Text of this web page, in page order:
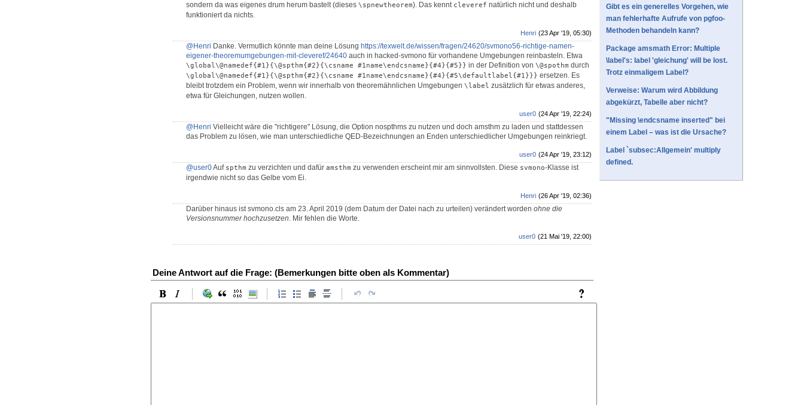
sondern da was eigenes drum herum bastelt (dieses \spnewtheorem). Das kennt cleveref natürlich nicht und deshalb
funktioniert da nichts.
(23 Apr '19, 05:30)
Henri
@Henri Danke. Vermutlich könnte man deine Lösung https://texwelt.de/wissen/fragen/24620/svmono56-richtige-namen-
eigener-theoremumgebungen-mit-cleveref/24640 auch in hacked-svmono für vorhandene Umgebungen reinbasteln. Etwa
\global\@namedef{#1}{\@spthm{#2}{\csname #1name\endcsname}{#4}{#5}} in der Definition von \@spothm durch
\global\@namedef{#1}{\@spthm{#2}{\csname #1name\endcsname}{#4}{#5\defaultlabel{#1}}} ersetzen. Es
bleibt trotzdem ein Problem, wenn wir innerhalb von theoremähnlichen Umgebungen \label zusätzlich für etwas anderes,
etwa für Gleichungen, nutzen wollen.
(24 Apr '19, 22:24)
user0
@Henri Vielleicht wäre die "richtigere" Lösung, die Option nospthms zu nutzen und doch amsthm zu laden und stattdessen
das Problem zu lösen, wie man unterschiedliche QED-Bezeichnungen an Enden unterschiedlicher Umgebungen reinkriegt.
(24 Apr '19, 23:12)
user0
@user0Auf spthm zu verzichten und dafür amsthm zu verwenden erscheint mir am sinnvollsten. Diese svmono-Klasse ist
irgendwie nicht so das Gelbe vom Ei.
(26 Apr '19, 02:36)
Henri
Darüber hinaus ist svmono.cls am 23. April 2019 (dem Datum der Datei nach zu urteilen) verändert worden ohne die
Versionsnummer hochzusetzen. Mir fehlen die Worte.
(21 Mai '19, 22:00)
user0
Deine Antwort auf die Frage: (Bemerkungen bitte oben als Kommentar)
Gibt es ein generelles Vorgehen, wie
man fehlerhafte Aufrufe von pgfoo-
Methoden behandeln kann?
Package amsmath Error: Multiple
\label's: label 'gleichung' will be lost.
Trotz einmaligem Label?
Verweise: Warum wird Abbildung
abgekürzt, Tabelle aber nicht?
"Missing \endcsname inserted" bei
einem Label – was ist die Ursache?
Label `subsec:Allgemein' multiply
defined.